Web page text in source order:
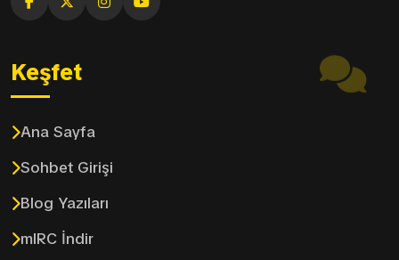
Keşfet
Ana Sayfa
Sohbet Girişi
Blog Yazıları
mIRC İndir